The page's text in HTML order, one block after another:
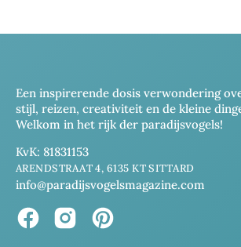
Een inspirerende dosis verwondering
stijl, reizen, creativiteit en de kleine
Welkom in het rijk der paradijsvogels!
KvK: 81831153
ARENDSTRAAT 4, 6135 KT SITTARD
info@paradijsvogelsmagazine.com